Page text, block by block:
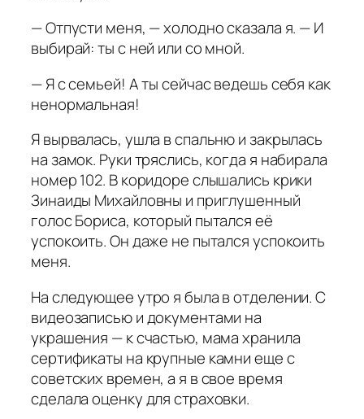
— Отпусти меня, — холодно сказала я. — И
выбирай: ты с ней или со мной.
— Я с семьей! А ты сейчас ведешь себя как
ненормальная!
Я вырвалась, ушла в спальню и закрылась
на замок. Руки тряслись, когда я набирала
номер 102. В коридоре слышались крики
Зинаиды Михайловны и приглушенный
голос Бориса, который пытался её
успокоить. Он даже не пытался успокоить
меня.
На следующее утро я была в отделении. С
видеозаписью и документами на
украшения — к счастью, мама хранила
сертификаты на крупные камни еще с
советских времен, а я в свое время
сделала оценку для страховки.